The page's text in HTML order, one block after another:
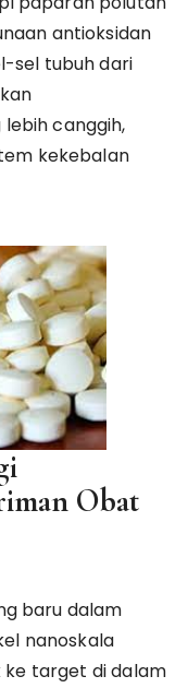
antioksidan
sel tubuh dari
canggih,
kekebalan
Obat
baru dalam
nanoskala
ke target di dalam